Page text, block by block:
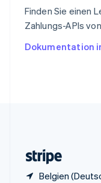
Finden Sie einen
Zahlungs-APIs
Dokumentation
Belgien
Tschechische
English
English